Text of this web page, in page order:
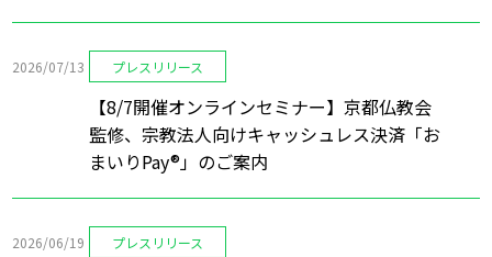
2026/07/13 プレスリリース
【8/7開催オンラインセミナー】京都仏教会
監修、宗教法人向けキャッシュレス決済「お
まいりPay®」のご案内
2026/06/19 プレスリリース